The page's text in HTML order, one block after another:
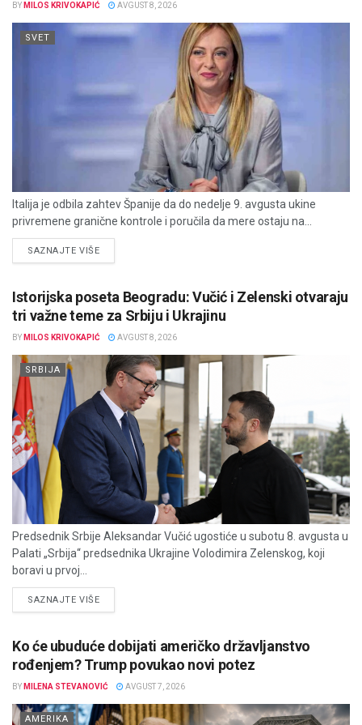
BY MILOS KRIVOKAPIĆ AVGUST 8, 2026
SVET
Italija je odbila zahtev Španije da do nedelje 9. avgusta ukine
privremene granične kontrole i poručila da mere ostaju na...
SAZNAJTE VIŠEDETAILS
Istorijska poseta Beogradu: Vučić i Zelenski otvaraju
tri važne teme za Srbiju i Ukrajinu
BY MILOS KRIVOKAPIĆ AVGUST 8, 2026
SRBIJA
Predsednik Srbije Aleksandar Vučić ugostiće u subotu 8. avgusta u
Palati „Srbija“ predsednika Ukrajine Volodimira Zelenskog, koji
boravi u prvoj...
SAZNAJTE VIŠEDETAILS
Ko će ubuduće dobijati američko državljanstvo
rođenjem? Trump povukao novi potez
BY MILENA STEVANOVIĆ AVGUST 7, 2026
AMERIKA